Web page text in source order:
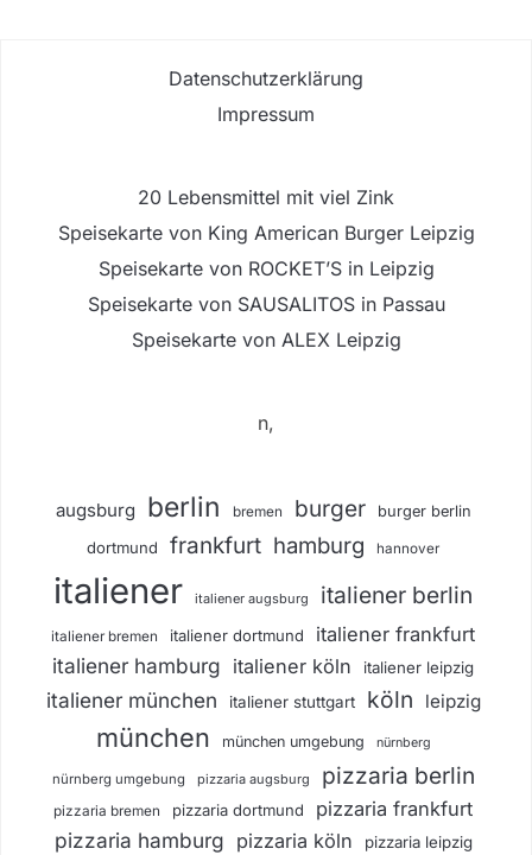
Datenschutzerklärung
Impressum
20 Lebensmittel mit viel Zink
Speisekarte von King American Burger Leipzig
Speisekarte von ROCKET’S in Leipzig
Speisekarte von SAUSALITOS in Passau
Speisekarte von ALEX Leipzig
n,
augsburg berlin bremen burger burger berlin
dortmund frankfurt hamburg hannover
italiener italiener augsburg italiener berlin
italiener bremen italiener dortmund italiener frankfurt
italiener hamburg italiener köln italiener leipzig
italiener münchen italiener stuttgart köln leipzig
münchen münchen umgebung nürnberg
nürnberg umgebung pizzaria augsburg pizzaria berlin
pizzaria bremen pizzaria dortmund pizzaria frankfurt
pizzaria hamburg pizzaria köln pizzaria leipzig